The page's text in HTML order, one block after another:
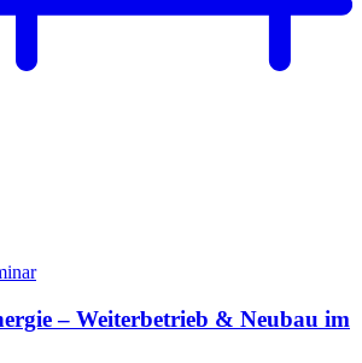
– Weiterbetrieb & Neubau im